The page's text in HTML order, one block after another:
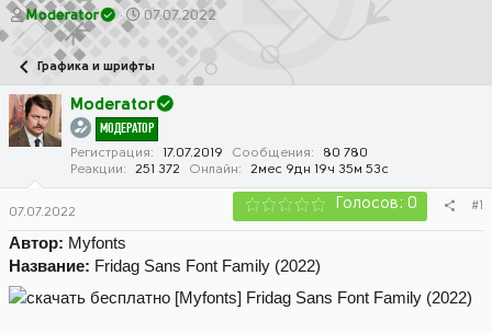
А
т
о
р
т
е
Moderator
Д
а
а
ч
а
л
а
07.07.2022
Графика и шрифты
Moderator
МОДЕРАТОР
Регистрация 17.07.2019 Сообщения
80 780
Реакции
251 372 Онлайн 2мес 9дн 19ч 35м 53с
07.07.2022 Голосов: 0 #1
Автор: Myfonts
Название: Fridag Sans Font Family (2022)